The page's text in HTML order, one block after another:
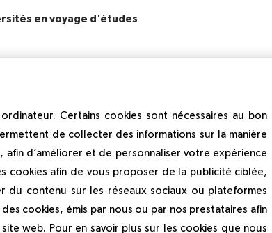
en voyage d'études
dans le domaine de la gestion et de la
University, Afrique du sud, pour une semaine
Certains cookies sont nécessaires au bon
de collecter des informations sur la manière
d’améliorer et de personnaliser votre expérience
cookies afin de vous proposer de la publicité ciblée,
du contenu sur les réseaux sociaux ou plateformes
cookies, émis par nous ou par nos prestataires afin
web. Pour en savoir plus sur les cookies que nous